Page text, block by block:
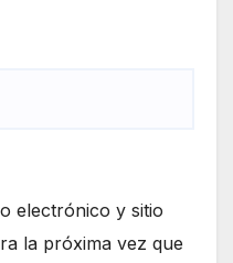
electrónico y sitio
la próxima vez que